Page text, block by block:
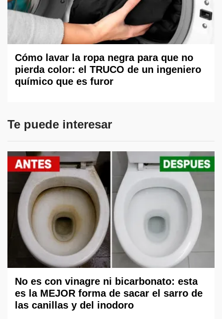
Cómo lavar la ropa negra para que no
pierda color: el TRUCO de un ingeniero
químico que es furor
Te puede interesar
No es con vinagre ni bicarbonato: esta
es la MEJOR forma de sacar el sarro de
las canillas y del inodoro